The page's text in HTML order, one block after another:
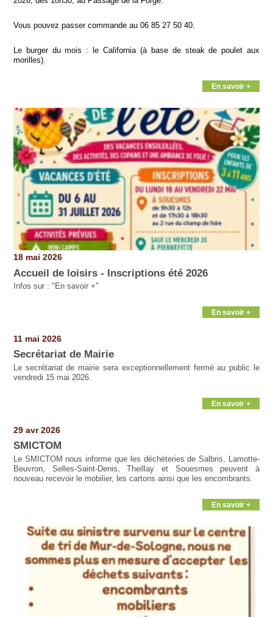
Vous pouvez passer commande au 06 85 27 50 40.
Le burger du mois : le California (à base de steak de poulet aux
morilles).
En savoir +
18 mai 2026
Accueil de loisirs - Inscriptions été 2026
Infos sur : "En savoir +"
En savoir +
11 mai 2026
Secrétariat de Mairie
Le secrétariat de mairie sera exceptionnellement fermé au public le
vendredi 15 mai 2026.
En savoir +
29 avr 2026
SMICTOM
Le SMICTOM nous informe que les déchèteries de Salbris, Lamotte-
Beuvron, Selles-Saint-Denis, Theillay et Souesmes peuvent à
nouveau recevoir le mobilier, les cartons ainsi que les encombrants.
En savoir +